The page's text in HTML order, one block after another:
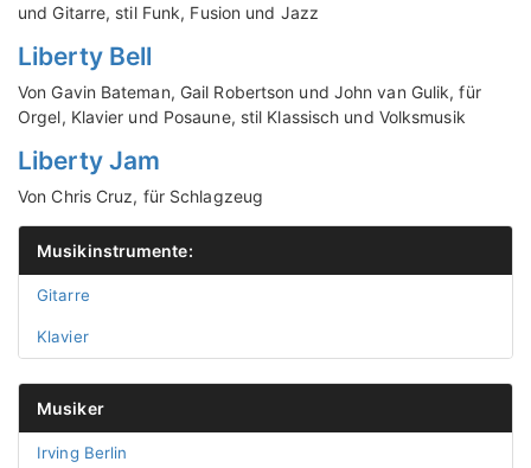
und Gitarre, stil Funk, Fusion und Jazz
Liberty Bell
Von Gavin Bateman, Gail Robertson und John van Gulik, für
Orgel, Klavier und Posaune, stil Klassisch und Volksmusik
Liberty Jam
Von Chris Cruz, für Schlagzeug
Musikinstrumente:
Gitarre
Klavier
Musiker
Irving Berlin